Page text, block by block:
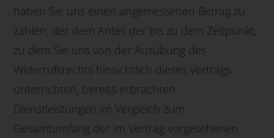
haben Sie uns einen angemessenen Betrag zu
zahlen, der dem Anteil der bis zu dem Zeitpunkt,
zu dem Sie uns von der Ausübung des
Widerrufsrechts hinsichtlich dieses Vertrags
unterrichten, bereits erbrachten
Dienstleistungen im Vergleich zum
Gesamtumfang der im Vertrag vorgesehenen